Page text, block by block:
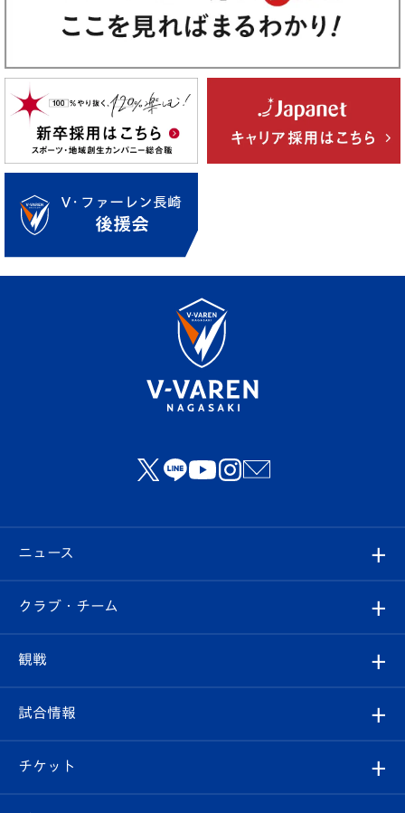
ニュース
すべて
クラブ
試合情報
クラブ・チーム
クラブ概要
エンブレム紹介
観戦
観戦ルール
はじめての観戦ガイド
試合情報
試合日程/結果
チケット